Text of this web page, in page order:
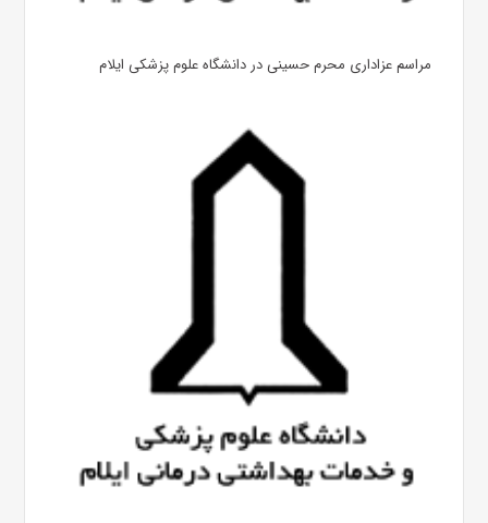
مراسم عزاداری محرم حسینی در دانشگاه علوم پزشکی ایلام